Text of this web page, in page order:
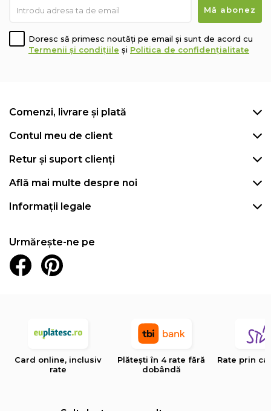
Doresc să primesc noutăți pe email și sunt de acord cu
Termenii și condițiile și Politica de confidențialitate
Comenzi, livrare și plată
Contul meu de client
Retur și suport clienți
Află mai multe despre noi
Informații legale
Urmărește-ne pe
Card online, inclusiv
rate
Plătești în 4 rate fără
dobândă
Rate prin